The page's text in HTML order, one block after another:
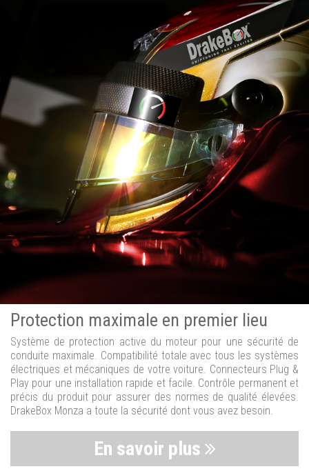
Protection maximale en premier lieu
Système de protection active du moteur pour une sécurité de
conduite maximale. Compatibilité totale avec tous les systèmes
électriques et mécaniques de votre voiture. Connecteurs Plug &
Play pour une installation rapide et facile. Contrôle permanent et
précis du produit pour assurer des normes de qualité élevées.
DrakeBox Monza a toute la sécurité dont vous avez besoin.
En savoir plus